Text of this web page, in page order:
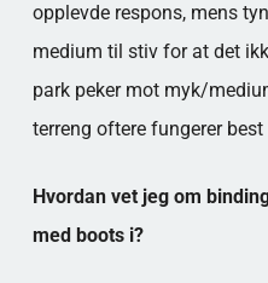
opplevde respons, mens
medium til stiv for at det
park peker mot myk/
terreng oftere fungerer
Hvordan vet jeg om
med boots i?